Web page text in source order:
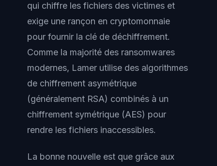
qui chiffre les fichiers des victimes et
exige une rançon en cryptomonnaie
pour fournir la clé de déchiffrement.
Comme la majorité des ransomwares
modernes, Lamer utilise des algorithmes
de chiffrement asymétrique
(généralement RSA) combinés à un
chiffrement symétrique (AES) pour
rendre les fichiers inaccessibles.
La bonne nouvelle est que grâce aux